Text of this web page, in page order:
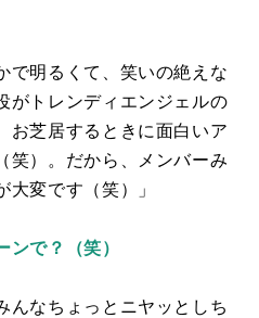
で明るくて、笑いの絶えな
がトレンディエンジェルの
お芝居するときに面白いア
笑）。だから、メンバーみ
大変です（笑）」
で？（笑）
んなちょっとニヤッとしち